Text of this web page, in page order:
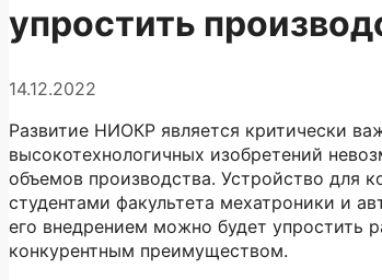
упростить
14.12.2022
Развитие НИОКР является критически
высокотехнологичных изобретений
объемов производства. Устройство для
студентами факультета мехатроники и
его внедрением можно будет упростить
конкурентным преимуществом.